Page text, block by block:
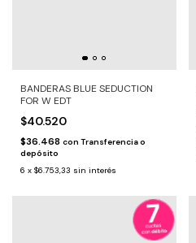
BANDERAS BLUE SEDUCTION
FOR W EDT
$40.520
$36.468 con Transferencia o
depósito
6 x $6.753,33 sin interés